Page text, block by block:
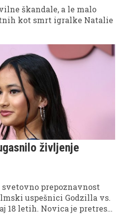
škandale, a le malo
kot smrt igralke Natalie
življenje
prepoznavnost
uspešnici Godzilla vs.
18 letih. Novica je pretresla